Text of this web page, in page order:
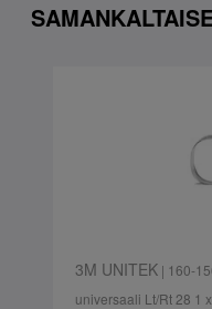
3M UNITEK| 160-
universaali Lt/Rt 28 1